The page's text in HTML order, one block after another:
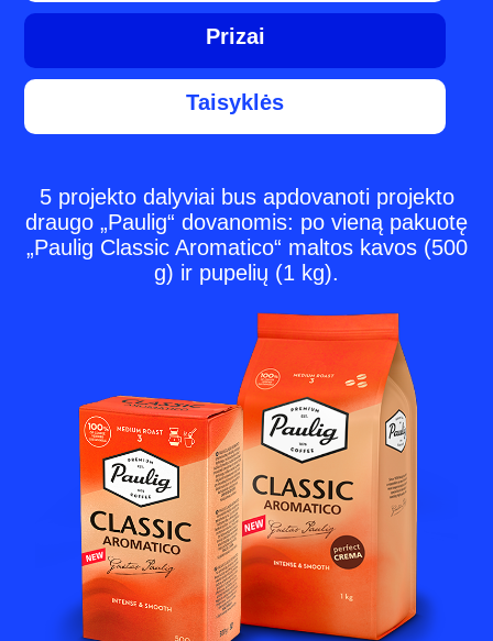
Prizai
Taisyklės
5 projekto dalyviai bus apdovanoti projekto
draugo „Paulig“ dovanomis: po vieną pakuotę
„Paulig Classic Aromatico“ maltos kavos (500
g) ir pupelių (1 kg).